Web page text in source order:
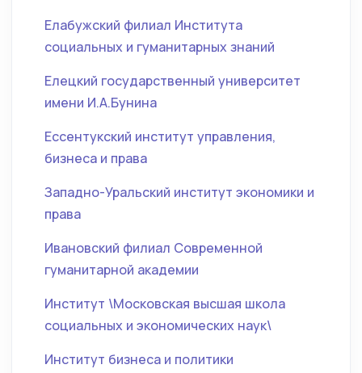
Елабужский филиал Института
социальных и гуманитарных знаний
Елецкий государственный университет
имени И.А.Бунина
Ессентукский институт управления,
бизнеса и права
Западно-Уральский институт экономики и
права
Ивановский филиал Современной
гуманитарной академии
Институт \Московская высшая школа
социальных и экономических наук\
Институт бизнеса и политики